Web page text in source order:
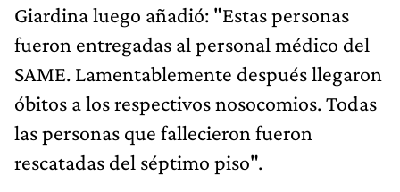
Giardina luego añadió: "Estas personas
fueron entregadas al personal médico del
SAME. Lamentablemente después llegaron
óbitos a los respectivos nosocomios. Todas
las personas que fallecieron fueron
rescatadas del séptimo piso".